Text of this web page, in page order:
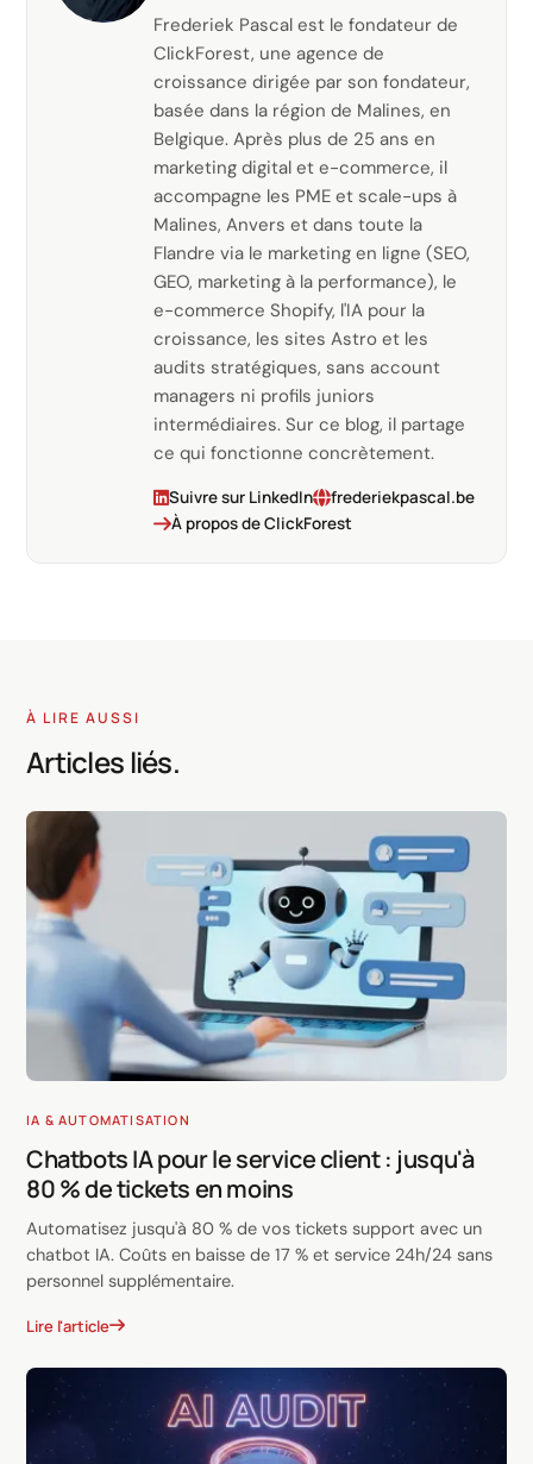
Frederiek Pascal est le fondateur de
ClickForest, une agence de
croissance dirigée par son fondateur,
basée dans la région de Malines, en
Belgique. Après plus de 25 ans en
marketing digital et e-commerce, il
accompagne les PME et scale-ups à
Malines, Anvers et dans toute la
Flandre via le marketing en ligne (SEO,
GEO, marketing à la performance), le
e-commerce Shopify, l'IA pour la
croissance, les sites Astro et les
audits stratégiques, sans account
managers ni profils juniors
intermédiaires. Sur ce blog, il partage
ce qui fonctionne concrètement.
Suivre sur LinkedIn
frederiekpascal.be
À propos de ClickForest
À LIRE AUSSI
Articles liés.
IA & AUTOMATISATION
Chatbots IA pour le service client : jusqu'à
80 % de tickets en moins
Automatisez jusqu'à 80 % de vos tickets support avec un
chatbot IA. Coûts en baisse de 17 % et service 24h/24 sans
personnel supplémentaire.
Lire l'article